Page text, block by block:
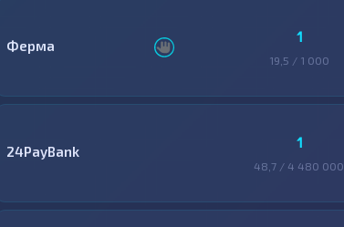
Ферма 1
19,5 / 1 000
24PayBank 1
48,7 / 4 480 000